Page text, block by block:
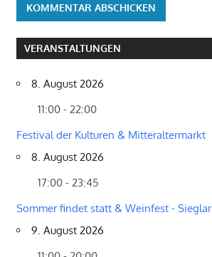
VERANSTALTUNGEN
8. August 2026
11:00 - 22:00
Festival der Kulturen & Mitteraltermarkt
8. August 2026
17:00 - 23:45
Sommer findet statt & Weinfest - Sieglar
9. August 2026